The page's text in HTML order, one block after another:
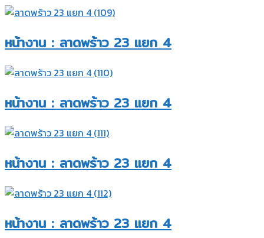
หน้างาน : ลาดพร้าว 23 แยก 4​
หน้างาน : ลาดพร้าว 23 แยก 4​
หน้างาน : ลาดพร้าว 23 แยก 4​
หน้างาน : ลาดพร้าว 23 แยก 4​